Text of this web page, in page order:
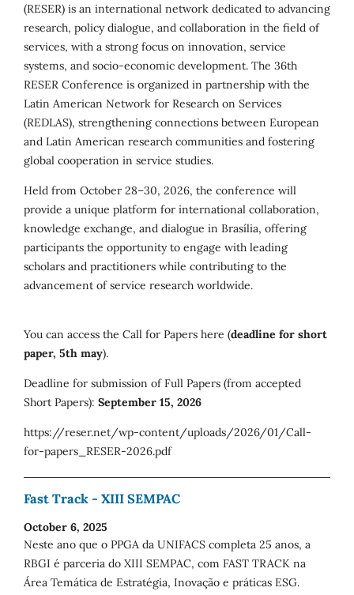
(RESER) is an international network dedicated to advancing
research, policy dialogue, and collaboration in the field of
services, with a strong focus on innovation, service
systems, and socio-economic development. The 36th
RESER Conference is organized in partnership with the
Latin American Network for Research on Services
(REDLAS), strengthening connections between European
and Latin American research communities and fostering
global cooperation in service studies.
Held from October 28–30, 2026, the conference will
provide a unique platform for international collaboration,
knowledge exchange, and dialogue in Brasília, offering
participants the opportunity to engage with leading
scholars and practitioners while contributing to the
advancement of service research worldwide.
You can access the Call for Papers here (deadline for short
paper, 5th may).
Deadline for submission of Full Papers (from accepted
Short Papers): September 15, 2026
https://reser.net/wp-content/uploads/2026/01/Call-
for-papers_RESER-2026.pdf
Fast Track - XIII SEMPAC
October 6, 2025
Neste ano que o PPGA da UNIFACS completa 25 anos, a
RBGI é parceria do XIII SEMPAC, com FAST TRACK na
Área Temática de Estratégia, Inovação e práticas ESG.